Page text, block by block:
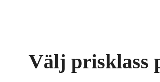
Välj prisklass